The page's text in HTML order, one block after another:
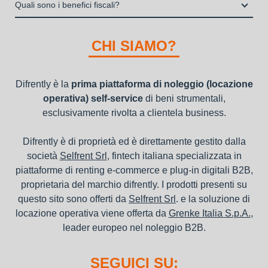
operativa di beni mobili strumentali (B2B), previa approvazione
della richiesta da parte della stessa.
Quali sono i benefici fiscali?
nel bilancio, poiché i canoni vengono considerati un servizio. I
canoni di noleggio sono deducibili ai fini IRES e IRAP
CHI SIAMO?
Difrently è la prima piattaforma di noleggio (locazione
operativa) self-servicedi beni strumentali,
esclusivamente rivolta a clientela business.
Difrently è di proprietà ed è direttamente gestito dalla
società Selfrent Srl , fintech italiana specializzata in
piattaforme di renting e-commerce e plug-in digitali B2B,
proprietaria del marchio difrently. I prodotti presenti su
questo sito sono offerti da Selfrent Srl . e la soluzione di
locazione operativa viene offerta da Grenke Italia S.p.A.,
leader europeo nel noleggio B2B.
SEGUICI SU: